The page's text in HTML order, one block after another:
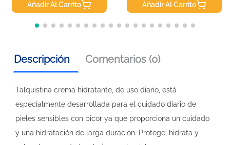
Añadir Al Carrito Añadir Al Carrito
Descripción Comentarios (0)
Talquistina crema hidratante, de uso diario, está
especialmente desarrollada para el cuidado diario de
pieles sensibles con picor ya que proporciona un cuidado
y una hidratación de larga duración. Protege, hidrata y